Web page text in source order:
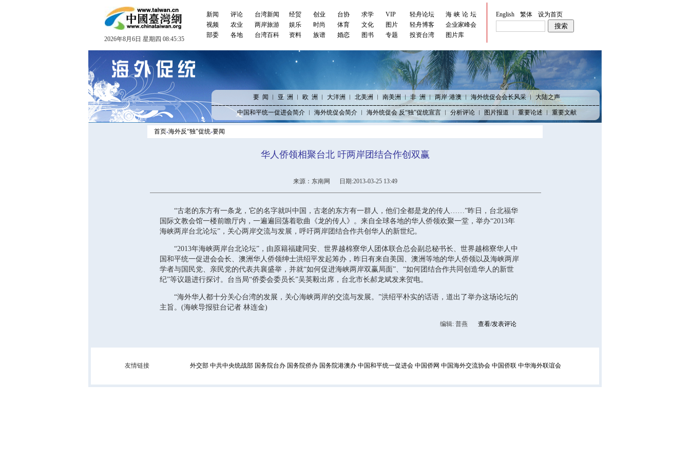
2026年8月6日 星期四 08:45:35
新闻
视频
部委
评论
农业
各地
台湾新闻
两岸旅游
台湾百科
经贸
娱乐
资料
创业
时尚
族谱
台协
体育
婚恋
求学
文化
图书
VIP
图片
专题
轻舟论坛
轻舟博客
投资台湾
海峡论坛
企业家峰会
图片库
English 繁体 设为首页
要 闻 ︱ 亚 洲 ︱ 欧 洲 ︱ 大洋洲 ︱ 北美洲 ︱ 南美洲 ︱ 非 洲 ︱ 两岸·港澳︱海外统促会会长风采︱ 大陆之声
中国和平统一促进会简介︱ 海外统促会简介︱ 海外统促会 反“独”促统宣言︱ 分析评论︱ 图片报道 ︱ 重要论述︱ 重要文献
首页-海外反“独”促统-要闻
华人侨领相聚台北 吁两岸团结合作创双赢
来源：东南网 日期:2013-03-25 13:49
“古老的东方有一条龙，它的名字就叫中国，古老的东方有一群人，他们全都是龙的传人……”昨日，台北福华
国际文教会馆一楼前瞻厅内，一遍遍回荡着歌曲《龙的传人》。来自全球各地的华人侨领欢聚一堂，举办“2013年
海峡两岸台北论坛”，关心两岸交流与发展，呼吁两岸团结合作共创华人的新世纪。
“2013年海峡两岸台北论坛”，由原籍福建同安、世界越棉寮华人团体联合总会副总秘书长、世界越棉寮华人中
国和平统一促进会会长、澳洲华人侨领绅士洪绍平发起筹办，昨日有来自美国、澳洲等地的华人侨领以及海峡两岸
学者与国民党、亲民党的代表共襄盛举，并就“如何促进海峡两岸双赢局面”、“如何团结合作共同创造华人的新世
纪”等议题进行探讨。台当局“侨委会委员长”吴英毅出席，台北市长郝龙斌发来贺电。
“海外华人都十分关心台湾的发展，关心海峡两岸的交流与发展。”洪绍平朴实的话语，道出了举办这场论坛的
主旨。(海峡导报驻台记者 林连金)
编辑: 普燕 查看/发表评论
友情链接 外交部 中共中央统战部 国务院台办 国务院侨办 国务院港澳办 中国和平统一促进会 中国侨网 中国海外交流协会 中国侨联 中华海外联谊会